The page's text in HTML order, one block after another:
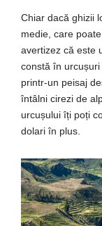
Chiar dacă ghizii
medie, care
avertizez că este
constă în
printr-un peisaj
întâlni cirezi de
urcușului îți poți
dolari în plus.